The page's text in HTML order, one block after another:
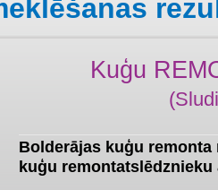
Kuģu
Bolderājas kuģu remonta
kuģu remontatslēdznieku